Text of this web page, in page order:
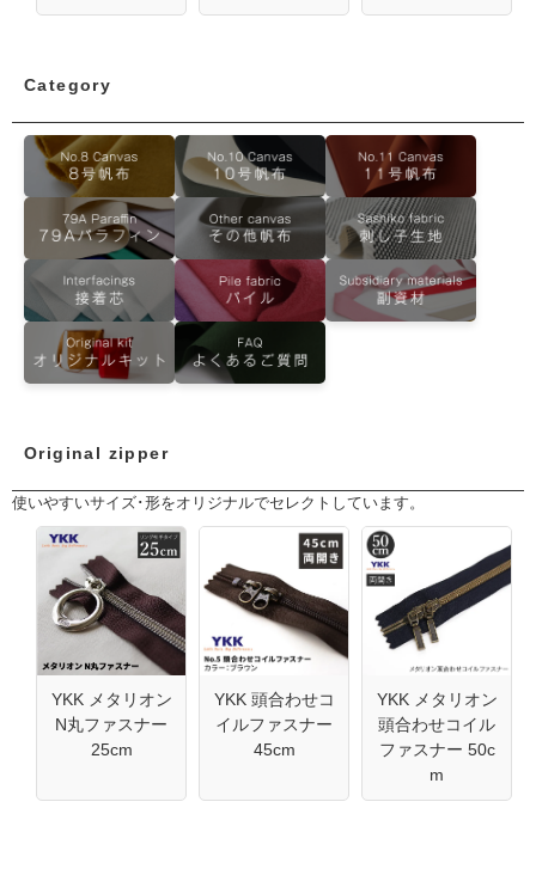
Category
Original zipper
使いやすいサイズ･形をオリジナルでセレクトしています。
YKK メタリオン
N丸ファスナー
25cm
YKK 頭合わせコ
イルファスナー
45cm
YKK メタリオン
頭合わせコイル
ファスナー 50c
m